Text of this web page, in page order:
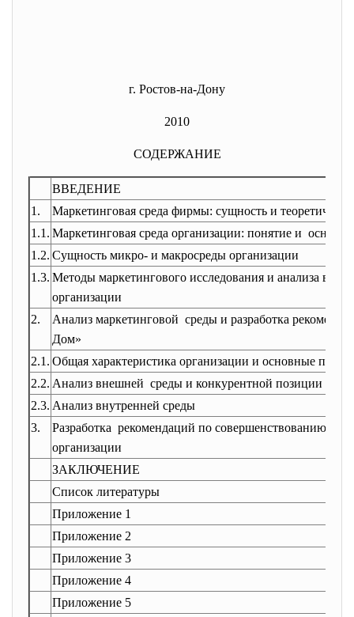
г. Ростов-на-Дону
2010
СОДЕРЖАНИЕ
ВВЕДЕНИЕ
1.
Маркетинговая среда фирмы: сущность и
1.1. Маркетинговая среда организации: понятие и
1.2. Сущность микро- и макросреды организации
1.3. Методы маркетингового исследования и анализа
организации
2.
Анализ маркетинговой среды и разработка
Дом»
2.1. Общая характеристика организации и основные
2.2. Анализ внешней среды и конкурентной позиции
2.3. Анализ внутренней среды
3.
Разработка рекомендаций по совершенствованию
организации
ЗАКЛЮЧЕНИЕ
Список литературы
Приложение 1
Приложение 2
Приложение 3
Приложение 4
Приложение 5